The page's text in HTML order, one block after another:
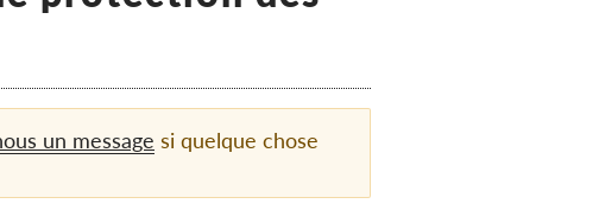
un message si quelque chose